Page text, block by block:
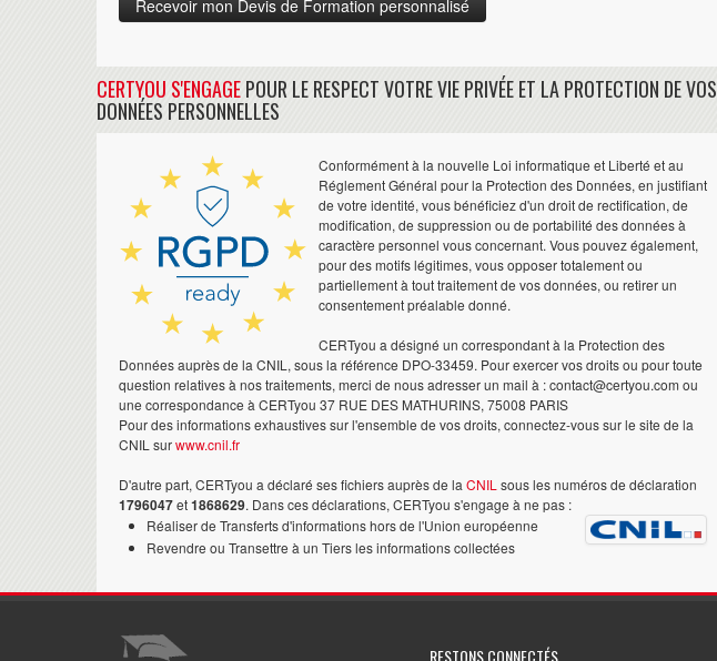
CERTYOU S'ENGAGEPOUR LE RESPECT VOTRE VIE PRIVÉE ET LA PROTECTION DE VOS
DONNÉES PERSONNELLES
Conformément à la nouvelle Loi informatique et Liberté et au
Réglement Général pour la Protection des Données, en justifiant
de votre identité, vous bénéficiez d'un droit de rectification, de
modification, de suppression ou de portabilité des données à
caractère personnel vous concernant. Vous pouvez également,
pour des motifs légitimes, vous opposer totalement ou
partiellement à tout traitement de vos données, ou retirer un
consentement préalable donné.
CERTyou a désigné un correspondant à la Protection des
Données auprès de la CNIL, sous la référence DPO-33459. Pour exercer vos droits ou pour toute
question relatives à nos traitements, merci de nous adresser un mail à : contact@certyou.com ou
une correspondance à CERTyou 37 RUE DES MATHURINS, 75008 PARIS
Pour des informations exhaustives sur l'ensemble de vos droits, connectez-vous sur le site de la
CNIL surwww.cnil.fr
D'autre part, CERTyou a déclaré ses fichiers auprès de la CNIL sous les numéros de déclaration
1796047et1868629. Dans ces déclarations, CERTyou s'engage à ne pas :
Réaliser de Transferts d'informations hors de l'Union européenne
Revendre ou Transettre à un Tiers les informations collectées
RESTONS CONNECTÉS